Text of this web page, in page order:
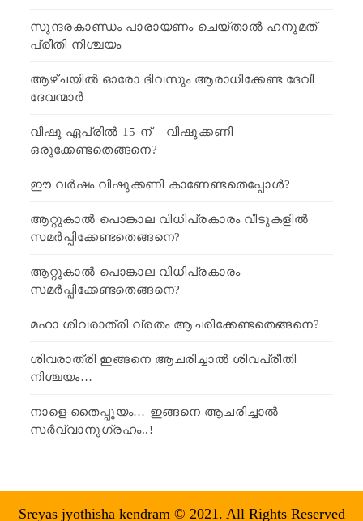
സുന്ദരകാണ്ഡം പാരായണം ചെയ്താൽ ഹനുമത്
പ്രീതി നിശ്ചയം
ആഴ്ചയിൽ ഓരോ ദിവസും ആരാധിക്കേണ്ട ദേവീ
ദേവന്മാർ
വിഷു ഏപ്രിൽ 15 ന് – വിഷുക്കണി
ഒരുക്കേണ്ടതെങ്ങനെ?
ഈ വർഷം വിഷുക്കണി കാണേണ്ടതെപ്പോൾ?
ആറ്റുകാൽ പൊങ്കാല വിധിപ്രകാരം വീടുകളിൽ
സമർപ്പിക്കേണ്ടതെങ്ങനെ?
ആറ്റുകാൽ പൊങ്കാല വിധിപ്രകാരം
സമർപ്പിക്കേണ്ടതെങ്ങനെ?
മഹാ ശിവരാത്രി വ്രതം ആചരിക്കേണ്ടതെങ്ങനെ?
ശിവരാത്രി ഇങ്ങനെ ആചരിച്ചാൽ ശിവപ്രീതി
നിശ്ചയം…
നാളെ തൈപ്പൂയം… ഇങ്ങനെ ആചരിച്ചാൽ
സർവ്വാനുഗ്രഹം..!
Sreyas jyothisha kendram © 2021. All Rights Reserved